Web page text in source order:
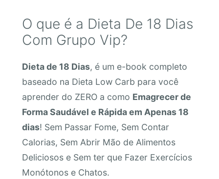
O que é a Dieta De 18 Dias
Com Grupo Vip?
Dieta de 18 Dias, é um e-book completo
baseado na Dieta Low Carb para você
aprender do ZERO a como Emagrecer de
Forma Saudável e Rápida em Apenas 18
dias! Sem Passar Fome, Sem Contar
Calorias, Sem Abrir Mão de Alimentos
Deliciosos e Sem ter que Fazer Exercícios
Monótonos e Chatos.